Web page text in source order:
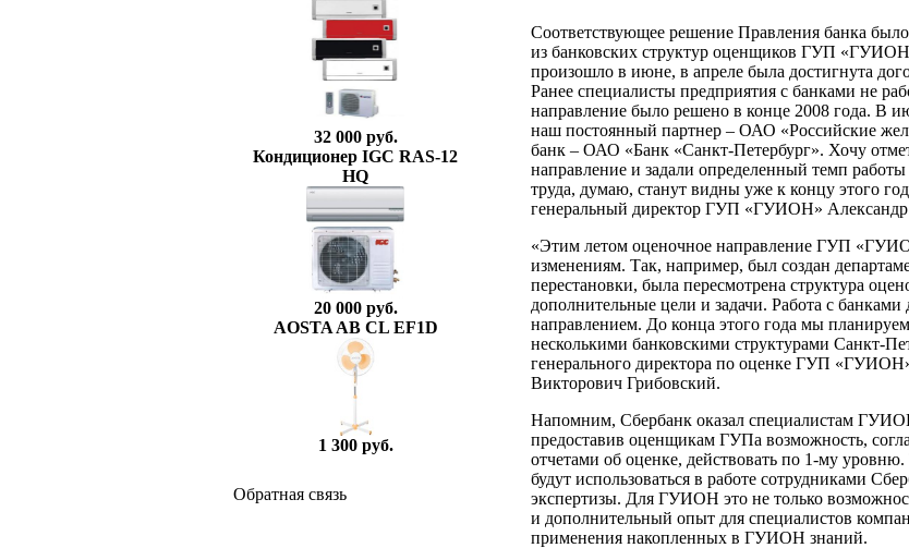
32 000 руб.
Кондиционер IGC RAS-12
HQ
20 000 руб.
AOSTA AB CL EF1D
1 300 руб.
Обратная связь
Соответствующее решение Правления банка
из банковских структур оценщиков ГУП
произошло в июне, в апреле была достигнута
Ранее специалисты предприятия с банками не
направление было решено в конце 2008 года. В
наш постоянный партнер – ОАО «Российские
банк – ОАО «Банк «Санкт-Петербург». Хочу
направление и задали определенный темп
труда, думаю, станут видны уже к концу этого
генеральный директор ГУП «ГУИОН» Александр
«Этим летом оценочное направление ГУП
изменениям. Так, например, был создан
перестановки, была пересмотрена структура
дополнительные цели и задачи. Работа с
направлением. До конца этого года мы
несколькими банковскими структурами Санкт-
генерального директора по оценке ГУП
Викторович Грибовский.
Напомним, Сбербанк оказал специалистам
предоставив оценщикам ГУПа возможность,
отчетами об оценке, действовать по 1-му
будут использоваться в работе сотрудниками
экспертизы. Для ГУИОН это не только
и дополнительный опыт для специалистов
применения накопленных в ГУИОН знаний.